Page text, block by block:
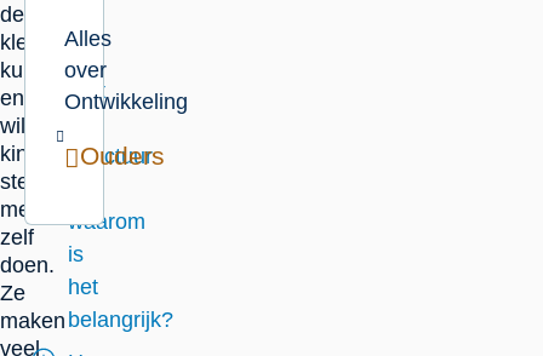
de
kleutertijd
kunnen
en
willen
kinderen
steeds
meer
zelf
doen.
Ze
maken
veel
pagina
Wat
structuur
waarom
is
het
belangrijk?
Alles
over
Ontwikkeling
Ouders